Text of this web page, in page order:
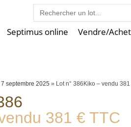
Search
for:
Septimus online Vendre/
septembre 2025 » Lot n° 386Kiko – vendu 381
381 € TTC